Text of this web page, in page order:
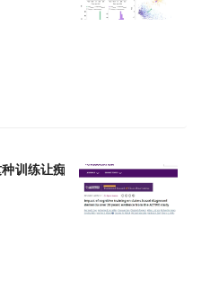
训练让痴呆风险直降 25%